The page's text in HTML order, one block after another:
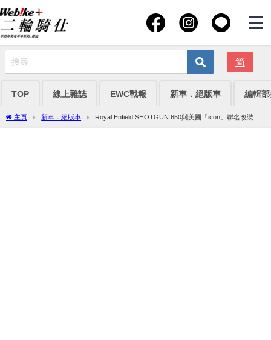
简
TOP 線上雜誌 EWC戰報 新車．絕版車 編輯
主頁 新車．絕版車
Royal Enfield SHOTGUN 650與美國「icon」聯名改裝
車：化身為粗獷的耐力賽車！【YOKOHAMA HOT ROD CUSTOM SHOW 2024】